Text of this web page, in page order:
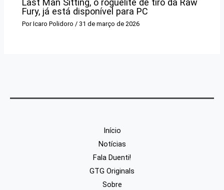
Last Man Sitting, o roguelite de tiro da Raw
Fury, já está disponível para PC
PorIcaro Polidoro / 31 de março de 2026
Início
Notícias
Fala Duenti!
GTG Originals
Sobre